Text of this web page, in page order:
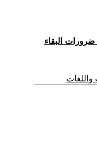
البقاء
واللغات